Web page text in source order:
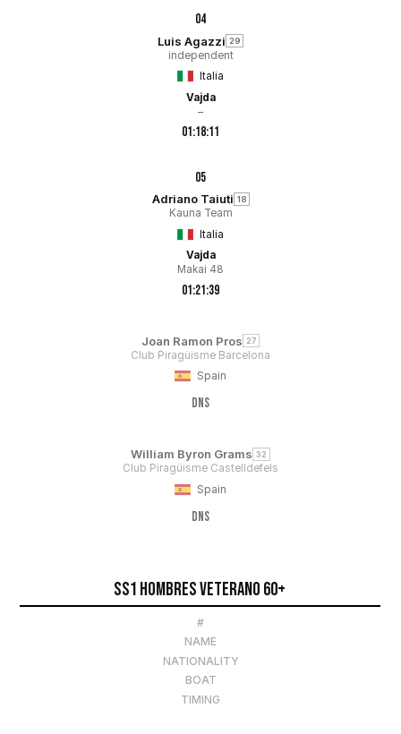
04
Luis Agazzi 29
independent
Italia
Vajda
–
01:18:11
05
Adriano Taiuti 18
Kauna Team
Italia
Vajda
Makai 48
01:21:39
Joan Ramon Pros 27
Club Piragüisme Barcelona
Spain
DNS
William Byron Grams 32
Club Piragüisme Castelldefels
Spain
DNS
SS1 Hombres Veterano 60+
#
NAME
NATIONALITY
BOAT
TIMING